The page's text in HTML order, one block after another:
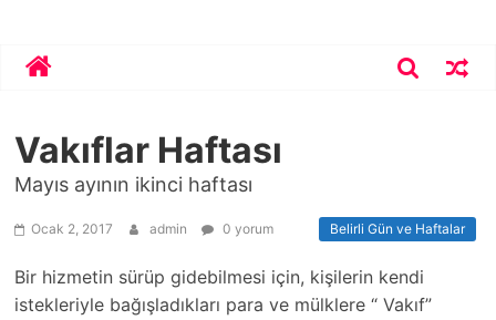
contentBekirhoca.com
Vakıflar Haftası
Mayıs ayının ikinci haftası
Belirli Gün ve Haftalar
Ocak 2, 2017 admin 0 yorum
Bir hizmetin sürüp gidebilmesi için, kişilerin kendi
istekleriyle bağışladıkları para ve mülklere “ Vakıf”